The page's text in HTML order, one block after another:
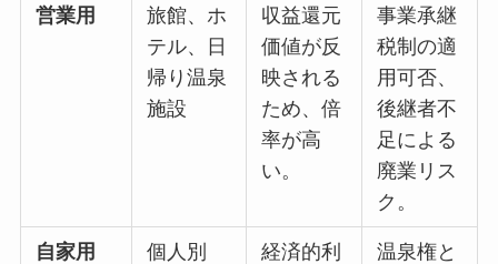
営業用
旅館、ホ
テル、日
帰り温泉
施設
収益還元
価値が反
映される
ため、倍
率が高
い。
事業承継
税制の適
用可否、
後継者不
足による
廃業リス
ク。
自家用
個人別
経済的利
温泉権と